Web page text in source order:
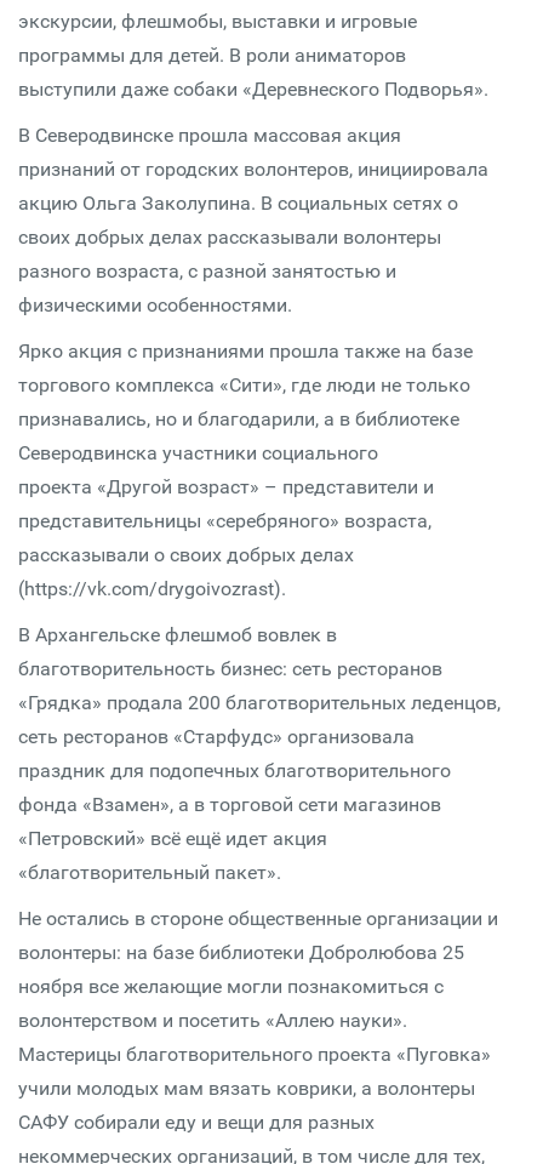
экскурсии, флешмобы, выставки и игровые
программы для детей. В роли аниматоров
выступили даже собаки «Деревнеского Подворья».
В Северодвинске прошла массовая акция
признаний от городских волонтеров, инициировала
акцию Ольга Заколупина. В социальных сетях о
своих добрых делах рассказывали волонтеры
разного возраста, с разной занятостью и
физическими особенностями.
Ярко акция с признаниями прошла также на базе
торгового комплекса «Сити», где люди не только
признавались, но и благодарили, а в библиотеке
Северодвинска участники социального
проекта «Другой возраст» – представители и
представительницы «серебряного» возраста,
рассказывали о своих добрых делах
(https://vk.com/drygoivozrast).
В Архангельске флешмоб вовлек в
благотворительность бизнес: сеть ресторанов
«Грядка» продала 200 благотворительных леденцов,
сеть ресторанов «Старфудс» организовала
праздник для подопечных благотворительного
фонда «Взамен», а в торговой сети магазинов
«Петровский» всё ещё идет акция
«благотворительный пакет».
Не остались в стороне общественные организации и
волонтеры: на базе библиотеки Добролюбова 25
ноября все желающие могли познакомиться с
волонтерством и посетить «Аллею науки».
Мастерицы благотворительного проекта «Пуговка»
учили молодых мам вязать коврики, а волонтеры
САФУ собирали еду и вещи для разных
некоммерческих организаций, в том числе для тех,